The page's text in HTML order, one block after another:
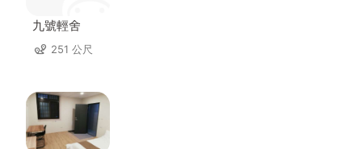
九號輕舍
251 公尺